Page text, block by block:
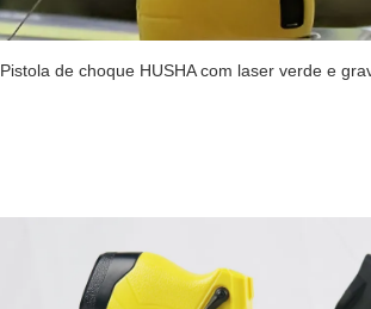
Pistola de choque HUSHA com laser verde e